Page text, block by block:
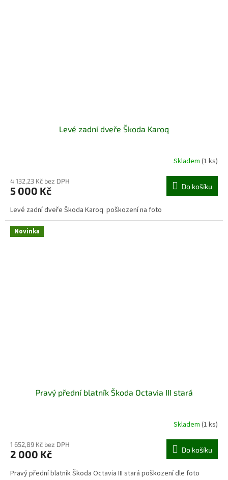
Levé zadní dveře Škoda Karoq
Skladem (1 ks)
4 132,23 Kč bez DPH
5 000 Kč Do košíku
Levé zadní dveře Škoda Karoq poškození na foto
Novinka
Pravý přední blatník Škoda Octavia III stará
Skladem (1 ks)
1 652,89 Kč bez DPH
2 000 Kč Do košíku
Pravý přední blatník Škoda Octavia III stará poškození dle foto